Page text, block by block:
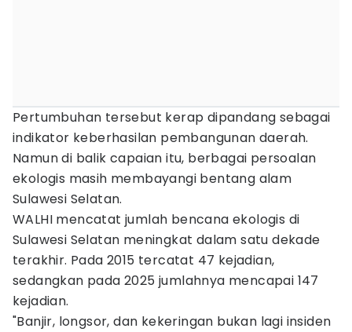
Pertumbuhan tersebut kerap dipandang sebagai
indikator keberhasilan pembangunan daerah.
Namun di balik capaian itu, berbagai persoalan
ekologis masih membayangi bentang alam
Sulawesi Selatan.
WALHI mencatat jumlah bencana ekologis di
Sulawesi Selatan meningkat dalam satu dekade
terakhir. Pada 2015 tercatat 47 kejadian,
sedangkan pada 2025 jumlahnya mencapai 147
kejadian.
"Banjir, longsor, dan kekeringan bukan lagi insiden